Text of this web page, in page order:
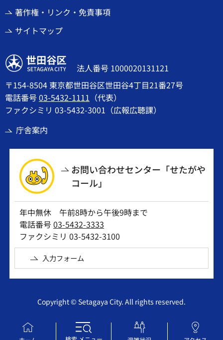
著作権・リンク・免責事項
サイトマップ
世田谷区
法人番号 1000020131121
〒154-8504 東京都世田谷区世田谷4丁目21番27号
電話番号03-5432-1111 （代表）
ファクシミリ 03-5432-3001（広報広聴課）
庁舎案内
お問い合わせセンター「せたがや
コール」
年中無休 午前8時から午後9時まで
電話番号03-5432-3333
ファクシミリ 03-5432-3100
入力フォーム
Copyright © Setagaya City. All rights reserved.